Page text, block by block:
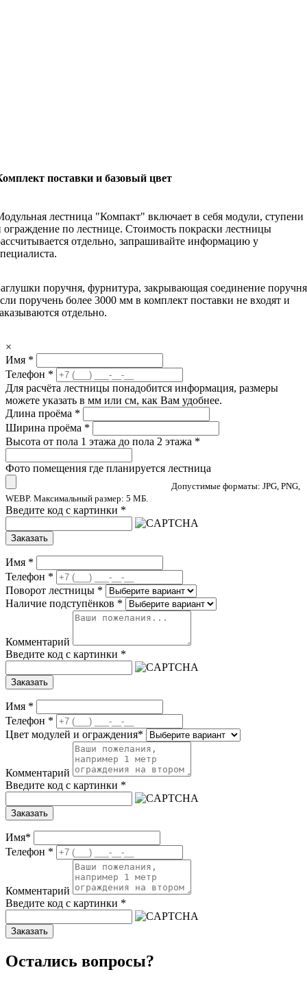
поставки и базовый цвет
лестница "Компакт" включает в себя модули, ступени
ограждение по лестнице. Стоимость покраски лестницы
отдельно, запрашивайте информацию у
поручня, фурнитура, закрывающая соединение
поручень более 3000 мм в комплект поставки не входят и
отдельно.
×
Имя *
Телефон *
Для расчёта лестницы понадобится информация, размеры
можете указать в мм или см, как Вам удобнее.
Длина проёма *
Ширина проёма *
Высота от пола 1 этажа до пола 2 этажа *
Фото помещения где планируется лестница
Допустимые форматы: JPG, PNG,
WEBP. Максимальный размер: 5 МБ.
Введите код с картинки *
Заказать
Имя *
Телефон *
Поворот лестницы *
Наличие подступёнков *
Комментарий
Введите код с картинки *
Заказать
Имя *
Телефон *
Цвет модулей и ограждения*
Комментарий
Введите код с картинки *
Заказать
Имя*
Телефон *
Комментарий
Введите код с картинки *
Заказать
Остались вопросы?